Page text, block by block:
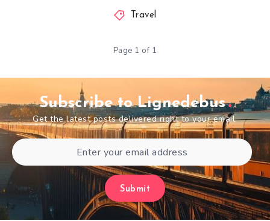
Travel
Page 1 of 1
Subscribe to Lignedebus
Get the latest posts delivered right to your email.
Submit